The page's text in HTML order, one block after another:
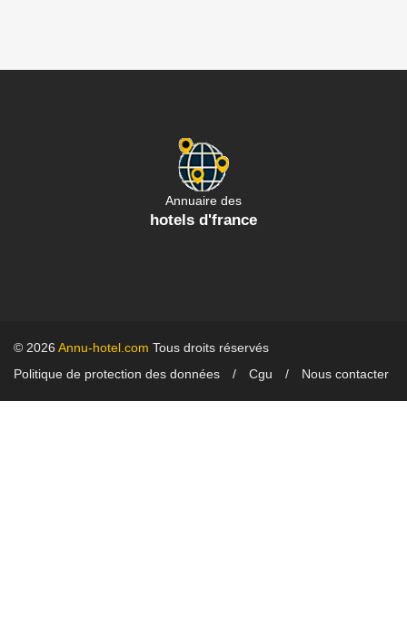
Annuaire des
hotels d'france
© 2026 Annu-hotel.com Tous droits réservés
Politique de protection des données
Cgu Nous contacter